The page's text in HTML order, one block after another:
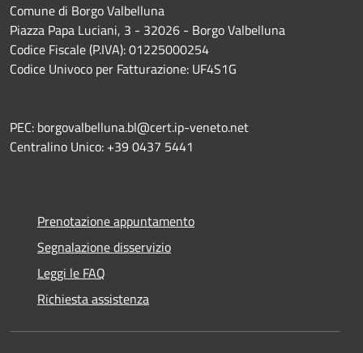
Comune di Borgo Valbelluna
Piazza Papa Luciani, 3 - 32026 - Borgo Valbelluna
Codice Fiscale (P.IVA): 01225000254
Codice Univoco per Fatturazione: UF4S1G
PEC: borgovalbelluna.bl@cert.ip-veneto.net
Centralino Unico: +39 0437 5441
Prenotazione appuntamento
Segnalazione disservizio
Leggi le FAQ
Richiesta assistenza